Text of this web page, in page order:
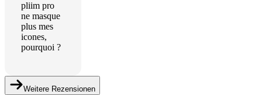
pliim pro
ne masque
plus mes
icones,
pourquoi ?
Weitere Rezensionen